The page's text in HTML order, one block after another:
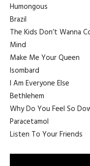
Humongous
Brazil
The Kids Don’t Wanna
Mind
Make Me Your Queen
Isombard
I Am Everyone Else
Bethlehem
Why Do You Feel So
Paracetamol
Listen To Your Friends